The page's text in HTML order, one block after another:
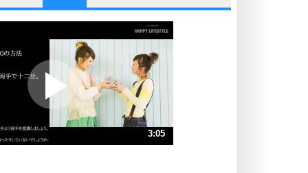
他人と比べない。
いっそのこと、他人を見ない。
いらいらしない人になる30の方法
プラス思考
ポジティブになれない原因は、行動
しないから。
ポジティブ思考になる30の方法
ストレス対策
人生、なんとかなるもの。
3:05